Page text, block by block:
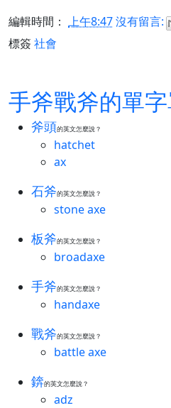
編輯時間： 上午8:47沒有留言:
標簽 社會
手斧戰斧的單
斧頭的英文怎麼說？
hatchet
ax
石斧的英文怎麼說？
stone axe
板斧的英文怎麼說？
broadaxe
手斧的英文怎麼說？
handaxe
戰斧的英文怎麼說？
battle axe
錛的英文怎麼說？
adz